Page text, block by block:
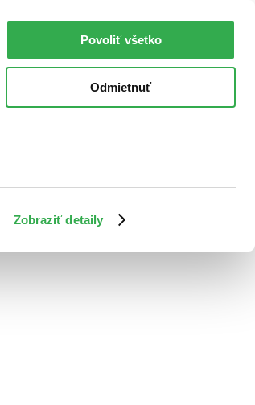
Zobraziť detaily
Povoliť všetko
Odmietnuť